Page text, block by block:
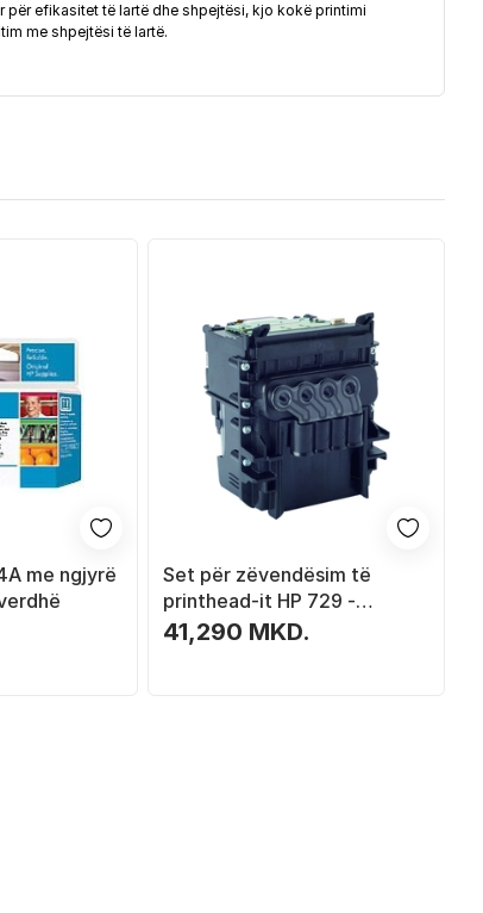
për efikasitet të lartë dhe shpejtësi, kjo kokë printimi
me shpejtësi të lartë.
me ngjyrë
Set për zëvendësim të
printhead-it HP 729 -
Original - DesignJet
41,290 MKD.